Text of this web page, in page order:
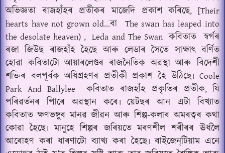
অভিজ্ঞতা ৰাজহাঁহৰ প্ৰতীকৰ মাজেদি প্ৰকাশ কৰিছে, [Their
hearts have not grown old...বা
The swan has leaped into
the desolate heaven) , Leda and The Swan কবিতাত স্বৰ্গৰ
ৰজা জিউছ ৰাজহাঁহ হৈছে আৰু লেডাৰ সৈতে সাক্ষাৎ বৰ্ণিত
হোৱা কবিতাটো আয়াৰলেণ্ডৰ ৰাজনৈতিক অৱস্থা আৰু বিদেশী
শক্তিৰ বলপূৰ্বক অধিগ্ৰহণৰ প্ৰতীকী প্ৰকাশ হৈ উঠিছে৷ Coole
Park And Ballylee
কবিতাত ৰাজহাঁহ প্ৰকৃতিৰ প্ৰতীক,যি
পৰিৱৰ্তনৰ পিাৰে অৱস্থান কৰে৷ য়েটছৰ আন এটা বিখ্যাত
কবিতাত ক্ষণভঙ্গুৰ মানৱ জীৱন আৰু শিল্প-কলাৰ অমৰত্বৰ কথা
কোৱা হৈছে৷ মানুহে শিল্পৰ জৰিয়তে মৰণশীল শৰীৰৰ ঊৰ্ধলৈ
আৰোহণ কৰা ধাৰণাটো ব্যাখ্য কৰা হৈছে৷ বাইজেন্‌টিয়াম এনে